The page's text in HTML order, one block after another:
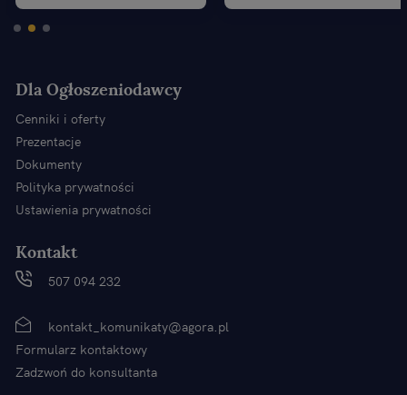
Dla Ogłoszeniodawcy
Cenniki i oferty
Prezentacje
Dokumenty
Polityka prywatności
Ustawienia prywatności
Kontakt
507 094 232
kontakt_komunikaty@agora.pl
Formularz kontaktowy
Zadzwoń do konsultanta